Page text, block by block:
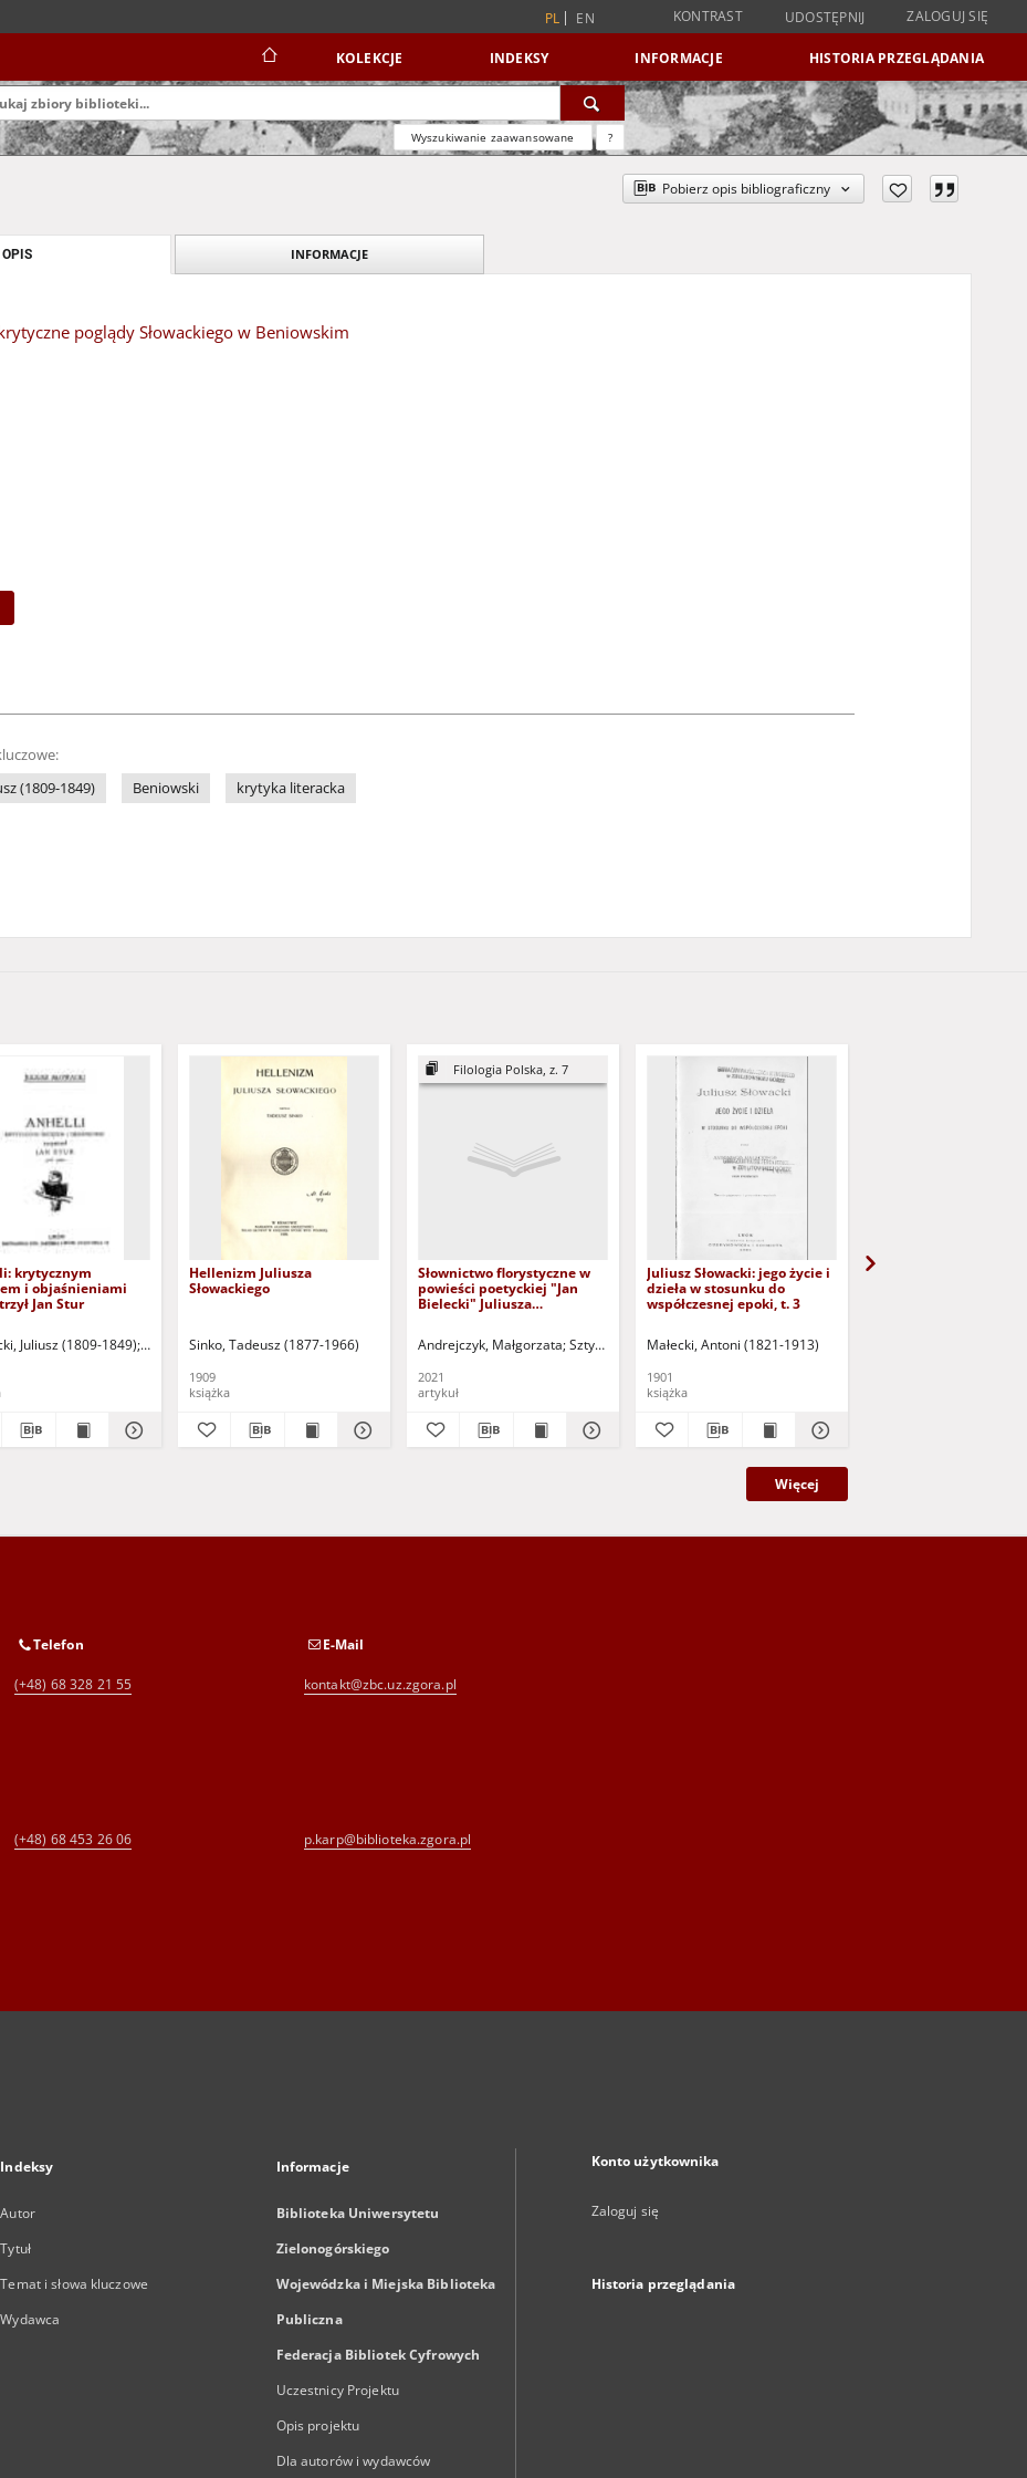
PL EN KONTRAST UDOSTĘPNIJ ZALOGUJ SIĘ
KOLEKCJE INDEKSY INFORMACJE HISTORIA PRZEGLĄDANIA
Wyszukiwanie zaawansowane ?
Pobierz opis bibliograficzny
OPIS INFORMACJE
poglądy Słowackiego w Beniowskim
(1809-1849)
Beniowski krytyka literacka
(1935-2018 ) - red.
krytycznym
i objaśnieniami
Jan Stur
Juliusz (1809-1849) Feingold, Hersz (1895-1923) - oprac. Stur, Jan (pseud.)
Hellenizm Juliusza
Słowackiego
Sinko, Tadeusz (1877-1966)
1909
książka
Filologia Polska, z. 7
Słownictwo florystyczne w
powieści poetyckiej "Jan
Bielecki" Juliusza
vocabulary in the poetic
Juliusz Słowacki - semantic
classification
Andrejczyk, Małgorzata Sztyber, Radosław - red. nacz.
2021
artykuł
Juliusz Słowacki: jego życie i
dzieła w stosunku do
współczesnej epoki, t. 3
Małecki, Antoni (1821-1913)
1901
książka
Więcej
Telefon
(+48) 68 328 21 55
E-Mail
kontakt@zbc.uz.zgora.pl
(+48) 68 453 26 06 p.karp@biblioteka.zgora.pl
Indeksy
Autor
Tytuł
Temat i słowa kluczowe
Wydawca
Informacje
Biblioteka Uniwersytetu
Zielonogórskiego
Wojewódzka i Miejska Biblioteka
Publiczna
Federacja Bibliotek Cyfrowych
Uczestnicy Projektu
Opis projektu
Dla autorów i wydawców
Konto użytkownika
Zaloguj się
Historia przeglądania